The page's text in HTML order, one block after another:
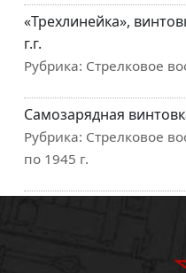
«Трехлинейка»,
г.г.
Рубрика: Стрелковое
Самозарядная
Рубрика: Стрелковое
по 1945 г.